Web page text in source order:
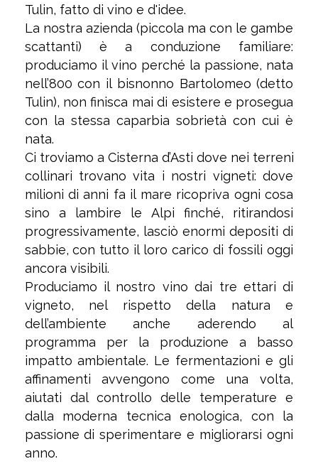
Tulin, fatto di vino e d'idee.
La nostra azienda (piccola ma con le gambe
scattanti) è a conduzione familiare:
produciamo il vino perché la passione, nata
nell’800 con il bisnonno Bartolomeo (detto
Tulin), non finisca mai di esistere e prosegua
con la stessa caparbia sobrietà con cui è
nata.
Ci troviamo a Cisterna d’Asti dove nei terreni
collinari trovano vita i nostri vigneti: dove
milioni di anni fa il mare ricopriva ogni cosa
sino a lambire le Alpi finché, ritirandosi
progressivamente, lasciò enormi depositi di
sabbie, con tutto il loro carico di fossili oggi
ancora visibili.
Produciamo il nostro vino dai tre ettari di
vigneto, nel rispetto della natura e
dell’ambiente anche aderendo al
programma per la produzione a basso
impatto ambientale. Le fermentazioni e gli
affinamenti avvengono come una volta,
aiutati dal controllo delle temperature e
dalla moderna tecnica enologica, con la
passione di sperimentare e migliorarsi ogni
anno.